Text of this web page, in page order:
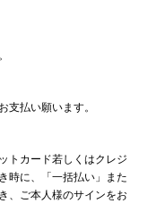
支払い願います。
トカード若しくはクレジ
時に、「一括払い」また
、ご本人様のサインをお